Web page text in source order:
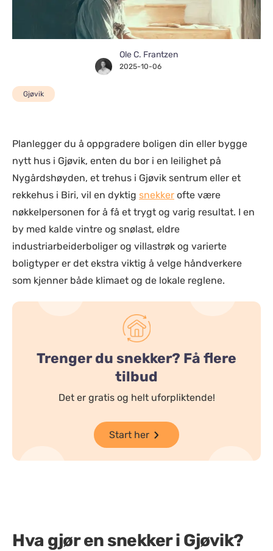
Ole C. Frantzen
2025-10-06
Gjøvik
Planlegger du å oppgradere boligen din eller bygge
nytt hus i Gjøvik, enten du bor i en leilighet på
Nygårdshøyden, et trehus i Gjøvik sentrum eller et
rekkehus i Biri, vil en dyktig snekker ofte være
nøkkelpersonen for å få et trygt og varig resultat. I en
by med kalde vintre og snølast, eldre
industriarbeiderboliger og villastrøk og varierte
boligtyper er det ekstra viktig å velge håndverkere
som kjenner både klimaet og de lokale reglene.
Trenger du snekker? Få flere
tilbud
Det er gratis og helt uforpliktende!
Start her
Hva gjør en snekker i Gjøvik?